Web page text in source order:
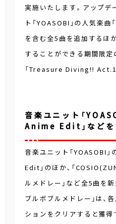
実施いたします。アップデ
ト「YOASOBI」の人気楽
を含む全5曲を追加するほ
することができる期間限定
「Treasure Diving!!
音楽ユニット「
Anime Edit」などを
音楽ユニット「YOASOBI
Edit」のほか、「
ルメドレー」など全5曲を
ブルボブルメドレー」は、
ションをクリアすると獲